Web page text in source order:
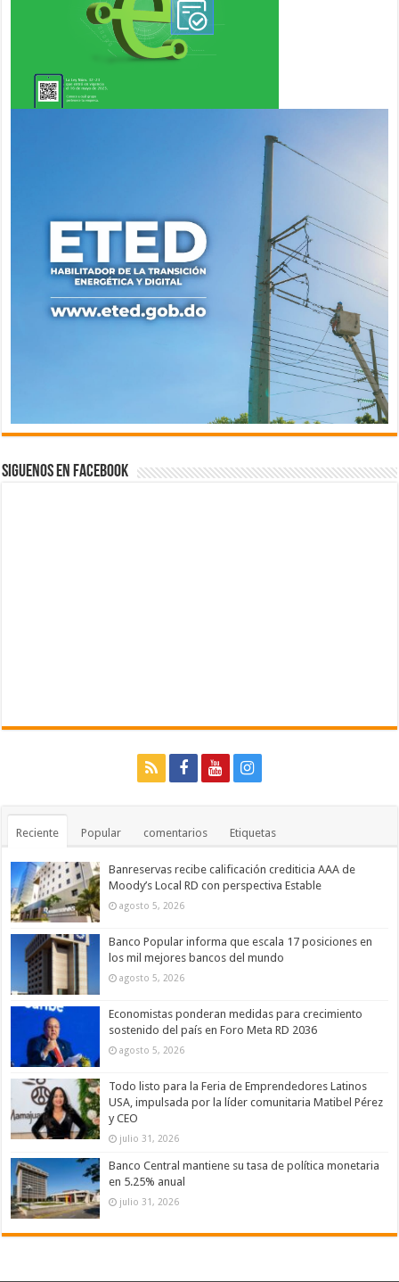
Siguenos en Facebook
Reciente Popular comentarios Etiquetas
Banreservas recibe calificación crediticia AAA de
Moody’s Local RD con perspectiva Estable
agosto 5, 2026
Banco Popular informa que escala 17 posiciones en
los mil mejores bancos del mundo
agosto 5, 2026
Economistas ponderan medidas para crecimiento
sostenido del país en Foro Meta RD 2036
agosto 5, 2026
Todo listo para la Feria de Emprendedores Latinos
USA, impulsada por la líder comunitaria Matibel Pérez
y CEO
julio 31, 2026
Banco Central mantiene su tasa de política monetaria
en 5.25% anual
julio 31, 2026